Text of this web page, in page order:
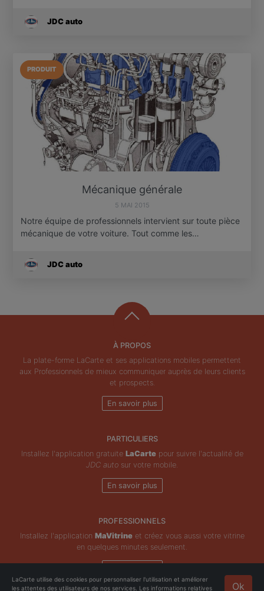
JDC auto
PRODUIT
Mécanique générale
5 MAI 2015
Notre équipe de professionnels intervient sur toute pièce
mécanique de votre voiture. Tout comme les…
JDC auto
À PROPOS
La plate-forme LaCarte et ses applications mobiles permettent
aux Professionnels de mieux communiquer auprès de leurs clients
et prospects.
En savoir plus
PARTICULIERS
Installez l'application gratuite LaCartepour suivre l'actualité de
JDC auto sur votre mobile.
En savoir plus
PROFESSIONNELS
Installez l'application MaVitrineet créez vous aussi votre vitrine
en quelques minutes seulement.
Ok
LaCarte utilise des cookies pour personnaliser l'utilisation et améliorer
les attentes des utilisateurs de nos services. Les informations relatives